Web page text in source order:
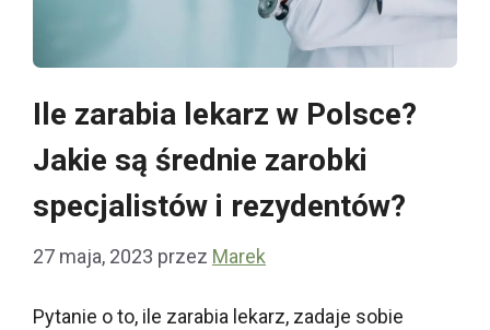
Ile zarabia lekarz w Polsce?
Jakie są średnie zarobki
specjalistów i rezydentów?
27 maja, 2023 przez Marek
Pytanie o to, ile zarabia lekarz, zadaje sobie